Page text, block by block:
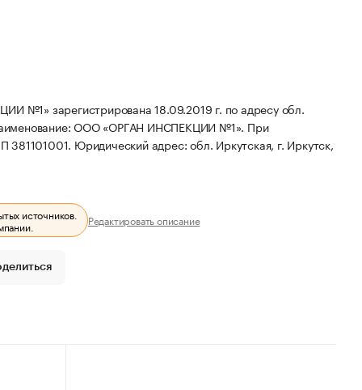
зарегистрирована 18.09.2019 г. по адресу обл.
ООО «ОРГАН ИНСПЕКЦИИ №1». При
381101001. Юридический адрес: обл. Иркутская, г. Иркутск,
источников. Редактировать описание